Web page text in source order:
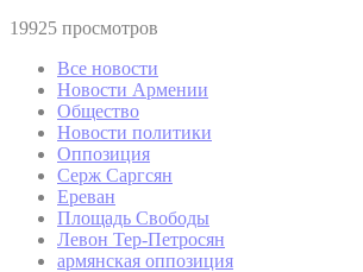
19925 просмотров
Все новости
Новости Армении
Общество
Новости политики
Оппозиция
Серж Саргсян
Ереван
Площадь Свободы
Левон Тер-Петросян
армянская оппозиция